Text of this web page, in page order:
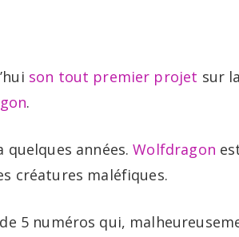
son tout premier projet sur
.
quelques années.Wolfdragon
créatures maléfiques.
5 numéros qui,